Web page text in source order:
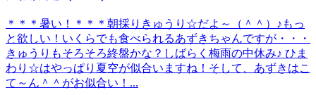
＊＊＊暑い！＊＊＊朝採りきゅうり☆だよ～（＾＾）♪もっ
と欲しい！いくらでも食べられるあずきちゃんですが・・・
きゅうりもそろそろ終盤かな？しばらく梅雨の中休み♪ ひま
わり☆はやっぱり夏空が似合いますね！そして、あずきはこ
て～ん＾＾がお似合い！...